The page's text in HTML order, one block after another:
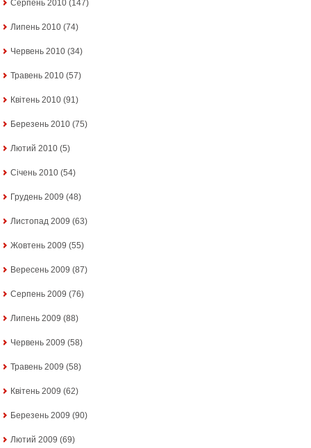
Серпень 2010 (147)
Липень 2010 (74)
Червень 2010 (34)
Травень 2010 (57)
Квітень 2010 (91)
Березень 2010 (75)
Лютий 2010 (5)
Січень 2010 (54)
Грудень 2009 (48)
Листопад 2009 (63)
Жовтень 2009 (55)
Вересень 2009 (87)
Серпень 2009 (76)
Липень 2009 (88)
Червень 2009 (58)
Травень 2009 (58)
Квітень 2009 (62)
Березень 2009 (90)
Лютий 2009 (69)